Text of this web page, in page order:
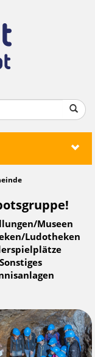
Museen
Ludotheken
Sonstiges